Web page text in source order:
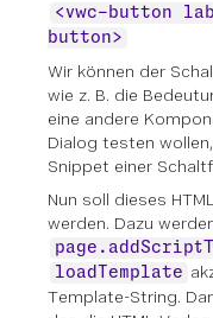
<vwc-button
button>
Wir können der
wie z. B. die
eine andere
Dialog testen
Snippet einer
Nun soll dieses
werden. Dazu
loadTemplate
Template-String.